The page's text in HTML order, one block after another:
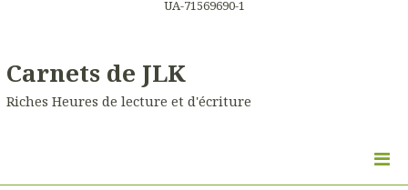
UA-71569690-1
Carnets de JLK
Riches Heures de lecture et d'écriture